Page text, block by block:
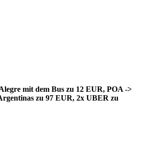
mit dem Bus zu 12 EUR, POA ->
zu 97 EUR, 2x UBER zu